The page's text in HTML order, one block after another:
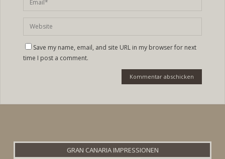
Save my name, email, and site URL in my browser for next
time I post a comment.
GRAN CANARIA IMPRESSIONEN